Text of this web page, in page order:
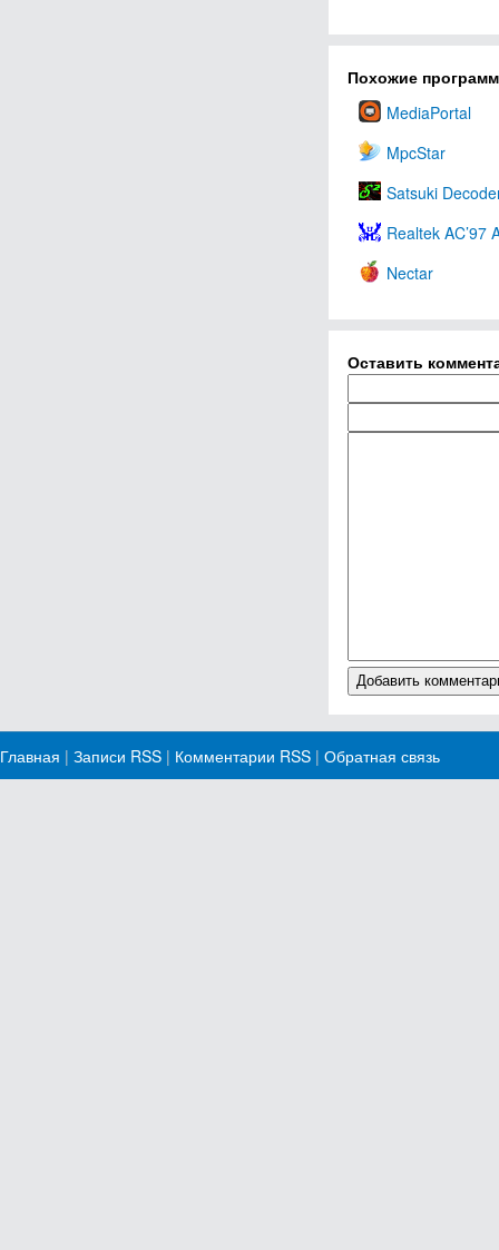
Похожие
MediaPortal
MpcStar
Satsuki
Realtek AC’97
Nectar
Оставить
Главная | Записи RSS | Комментарии RSS | Обратная связь